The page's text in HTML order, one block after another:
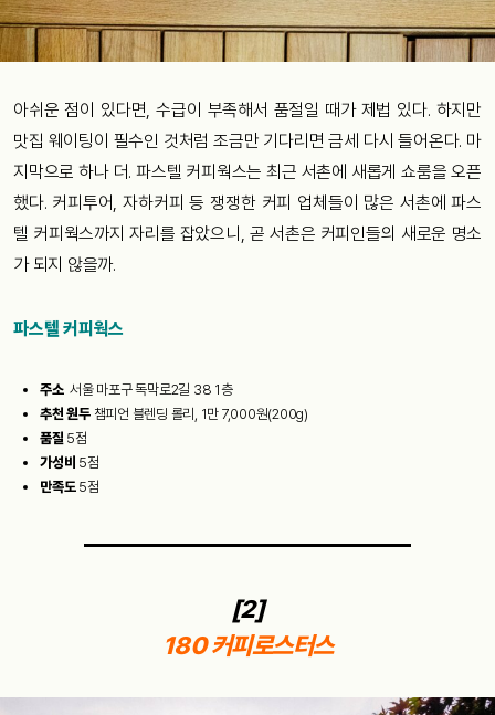
아쉬운 점이 있다면, 수급이 부족해서 품절일 때가 제법 있다. 하지만
맛집 웨이팅이 필수인 것처럼 조금만 기다리면 금세 다시 들어온다. 마
지막으로 하나 더. 파스텔 커피웍스는 최근 서촌에 새롭게 쇼룸을 오픈
했다. 커피투어, 자하커피 등 쟁쟁한 커피 업체들이 많은 서촌에 파스
텔 커피웍스까지 자리를 잡았으니, 곧 서촌은 커피인들의 새로운 명소
가 되지 않을까.
파스텔 커피웍스
주소서울 마포구 독막로2길 38 1층
추천 원두챔피언 블렌딩 롤리, 1만 7,000원(200g)
품질 5점
가성비 5점
만족도5점
[2]
180 커피로스터스